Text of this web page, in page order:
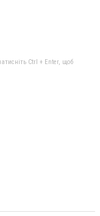
Ctrl + Enter, щоб